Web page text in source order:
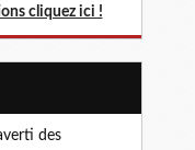
cliquez ici !
des